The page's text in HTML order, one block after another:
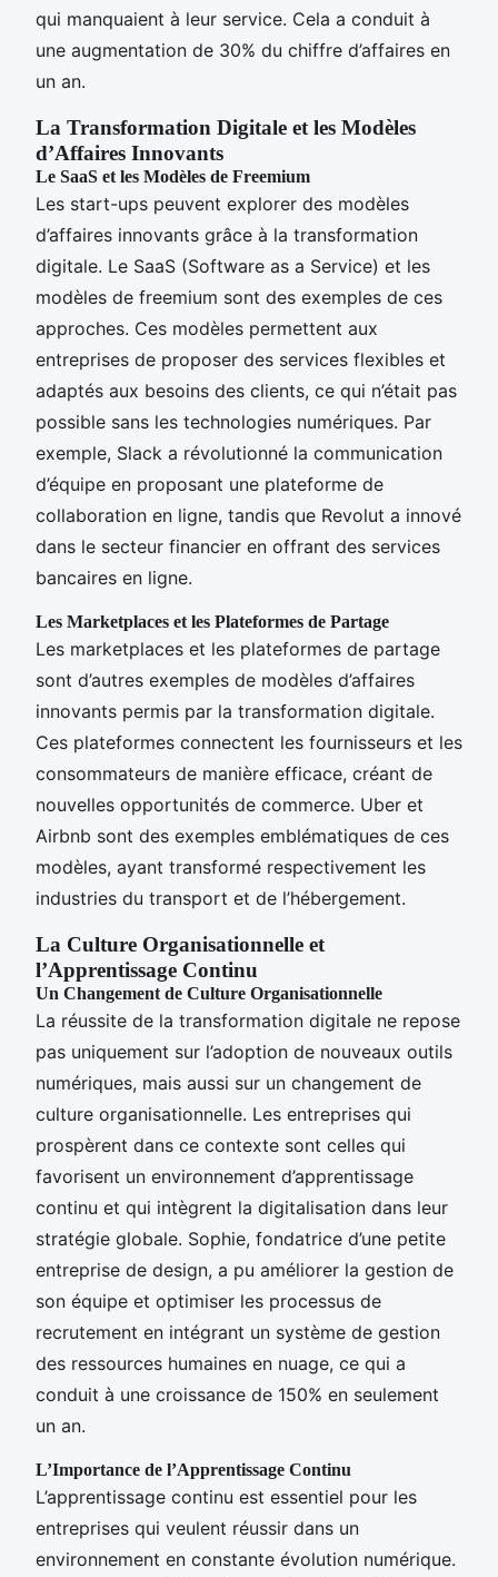
qui manquaient à leur service. Cela a conduit à
une augmentation de 30% du chiffre d’affaires en
un an.
La Transformation Digitale et les Modèles
d’Affaires Innovants
Le SaaS et les Modèles de Freemium
Les start-ups peuvent explorer des modèles
d’affaires innovants grâce à la transformation
digitale. Le SaaS (Software as a Service) et les
modèles de freemium sont des exemples de ces
approches. Ces modèles permettent aux
entreprises de proposer des services flexibles et
adaptés aux besoins des clients, ce qui n’était pas
possible sans les technologies numériques. Par
exemple, Slack a révolutionné la communication
d’équipe en proposant une plateforme de
collaboration en ligne, tandis que Revolut a innové
dans le secteur financier en offrant des services
bancaires en ligne.
Les Marketplaces et les Plateformes de Partage
Les marketplaces et les plateformes de partage
sont d’autres exemples de modèles d’affaires
innovants permis par la transformation digitale.
Ces plateformes connectent les fournisseurs et les
consommateurs de manière efficace, créant de
nouvelles opportunités de commerce. Uber et
Airbnb sont des exemples emblématiques de ces
modèles, ayant transformé respectivement les
industries du transport et de l’hébergement.
La Culture Organisationnelle et
l’Apprentissage Continu
Un Changement de Culture Organisationnelle
La réussite de la transformation digitale ne repose
pas uniquement sur l’adoption de nouveaux outils
numériques, mais aussi sur un changement de
culture organisationnelle. Les entreprises qui
prospèrent dans ce contexte sont celles qui
favorisent un environnement d’apprentissage
continu et qui intègrent la digitalisation dans leur
stratégie globale. Sophie, fondatrice d’une petite
entreprise de design, a pu améliorer la gestion de
son équipe et optimiser les processus de
recrutement en intégrant un système de gestion
des ressources humaines en nuage, ce qui a
conduit à une croissance de 150% en seulement
un an.
L’Importance de l’Apprentissage Continu
L’apprentissage continu est essentiel pour les
entreprises qui veulent réussir dans un
environnement en constante évolution numérique.